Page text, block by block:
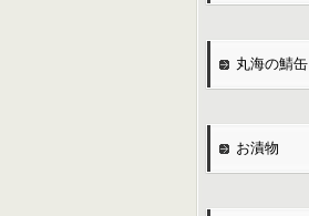
丸海の鯖缶
お漬物